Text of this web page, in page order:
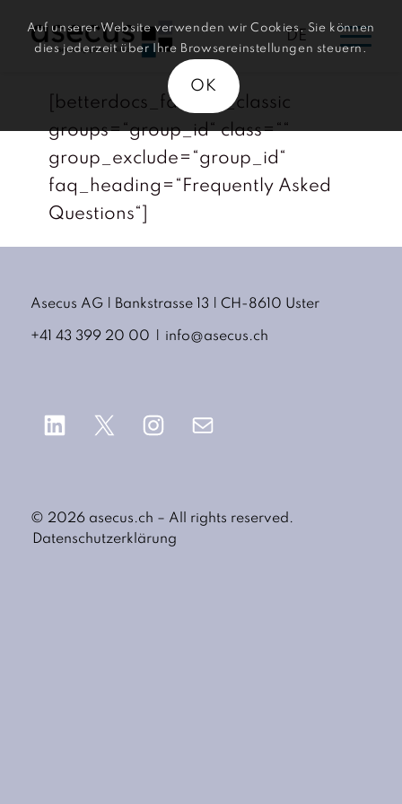
DE
[betterdocs_faq_list_classic
groups=“group_id“ class=““
group_exclude=“group_id“
faq_heading=“Frequently Asked
Questions“]
Asecus AG Bankstrasse 13 CH-8610 Uster
+41 43 399 20 00 info@asecus.ch
LinkedIn
X Instagram
E-Mail
© 2026 asecus.ch – All rights reserved.
Datenschutzerklärung
Auf unserer Website verwenden wir Cookies. Sie können
dies jederzeit über Ihre Browsereinstellungen steuern.
OK